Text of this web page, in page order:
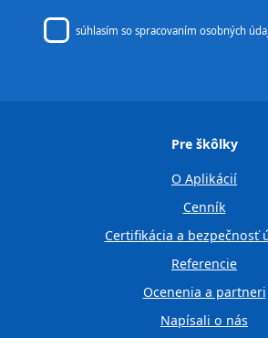
súhlasím sospracovaním osobných
Pre škôlky
O Aplikácií
Cenník
Certifikácia a bezpečnosť
Referencie
Ocenenia a partneri
Napísali o nás